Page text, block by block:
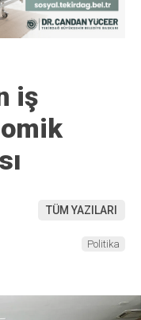
iş
TÜM YAZILARI
Politika